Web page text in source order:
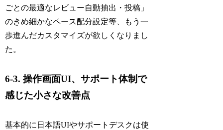
ごとの最適なレビュー自動抽出・投稿」
のきめ細かなペース配分設定等、もう一
歩進んだカスタマイズが欲しくなりまし
た。
6-3. 操作画面UI、サポート体制で
感じた小さな改善点
基本的に日本語UIやサポートデスクは使